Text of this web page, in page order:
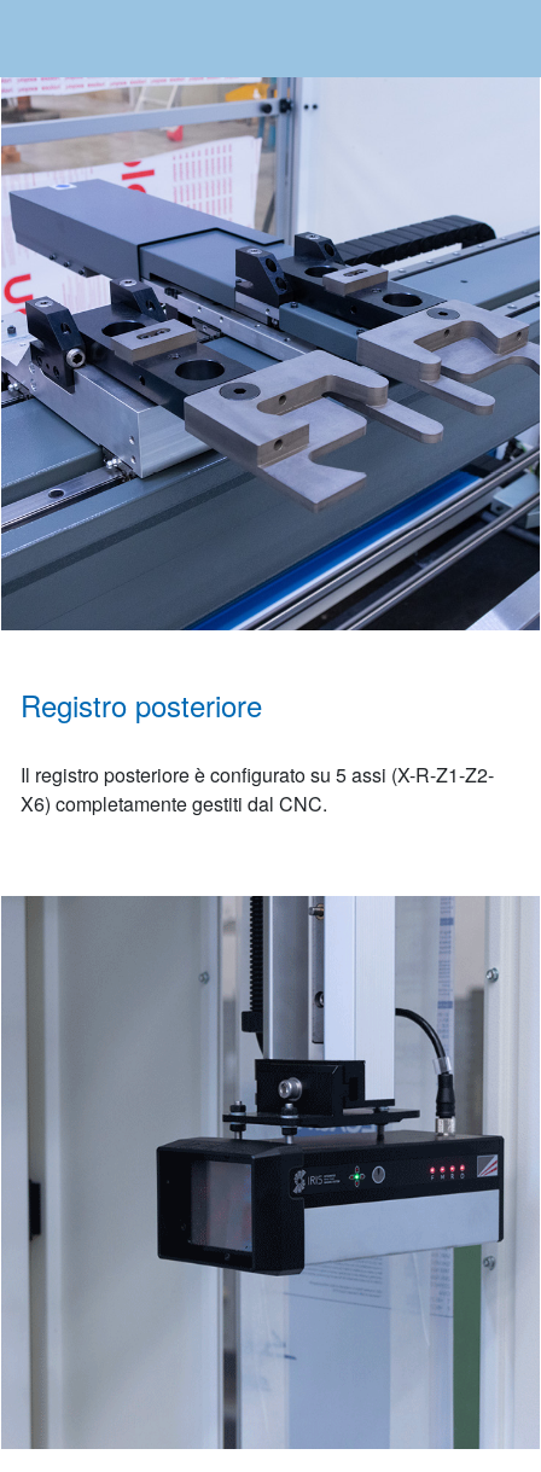
Registro posteriore
Il registro posteriore è configurato su 5 assi (X-R-Z1-Z2-
X6) completamente gestiti dal CNC.